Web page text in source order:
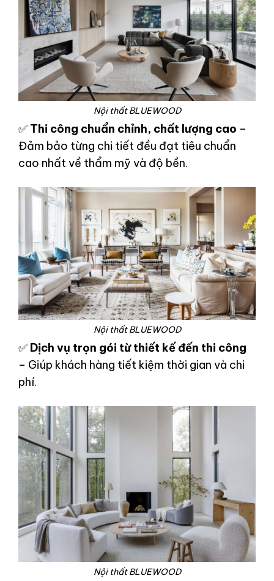
Nội thất BLUEWOOD
✅ Thi công chuẩn chỉnh, chất lượng cao –
Đảm bảo từng chi tiết đều đạt tiêu chuẩn
cao nhất về thẩm mỹ và độ bền.
Nội thất BLUEWOOD
✅ Dịch vụ trọn gói từ thiết kế đến thi công
– Giúp khách hàng tiết kiệm thời gian và chi
phí.
Nội thất BLUEWOOD